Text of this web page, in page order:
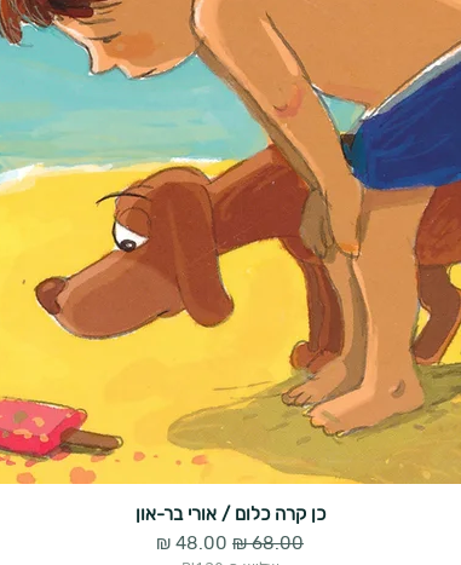
כן קרה כלום / אורי בר-און
מחיר רגיל מחיר מבצע